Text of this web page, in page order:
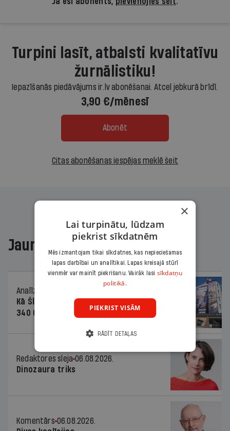
Turpini lasīt, atbalsti kvalitatīvu
žurnālistiku!
Iepazīšanās piedāvājums ir.lv abonēšanai. Atcel jebkurā brīdī.
3,90 €/mēnesī
Abonēt
Citas abonēšanas iespējas meklē šeit
Jaunākajā žurnālā
Analīze
Kā Šlesera partija palika nesodīta par
340 000 vērtu reklāmas kampaņu
Redaktores sleja 06.08.2026.
Dinozaura triks
Komentārs 06.08.2026.
×
Lai turpinātu, lūdzam
piekrist sīkdatnēm
Mēs izmantojam tikai sīkdatnes, kas nepieciešamas
lapas darbībai un analītikai. Lapas kreisajā stūrī
vienmēr var mainīt piekrišanu. Vairāk lasi sīkdatņu
politikā.
PIEKRIST VISĀM
RĀDĪT DETAĻAS